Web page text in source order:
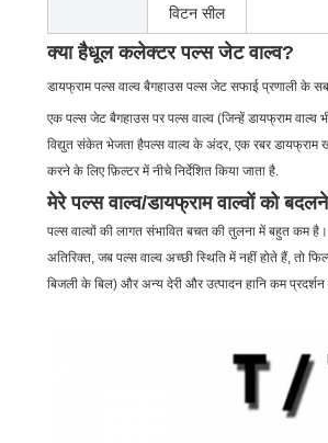
विटन सील
क्या हैधूल कलेक्टर पल्स जेट वाल्व?
डायफ्राम पल्स वाल्व बैगहाउस पल्स जेट सफाई प्रणाली के
एक पल्स जेट बैगहाउस पर पल्स वाल्व (जिन्हें डायफ्राम वाल्व
विद्युत संकेत भेजता हैपल्स वाल्व के अंदर, एक रबर डायफ्राम
करने के लिए फ़िल्टर में नीचे निर्देशित किया जाता है.
मेरे पल्स वाल्व/डायफ्राम वाल्वों को
पल्स वाल्वों की लागत संभावित बचत की तुलना में बहुत कम
अतिरिक्त, जब पल्स वाल्व अच्छी स्थिति में नहीं होते हैं, तो
बिजली के बिल) और अन्य देरी और उत्पादन हानि कम